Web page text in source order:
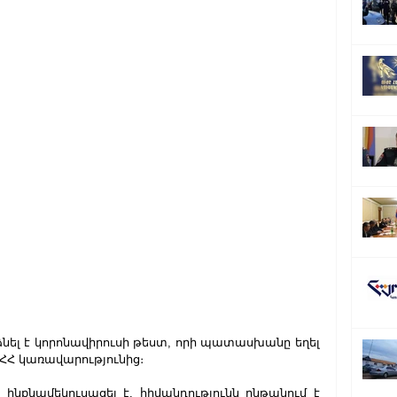
է կորոնավիրուսի թեստ, որի պատասխանը եղել
կառավարությունից։
է, հիվանդությունն ընթանում է